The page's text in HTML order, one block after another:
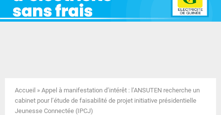
Y
N
Accueil » Appel à manifestation d’intérêt : l’ANSUTEN recherche un
cabinet pour l’étude de faisabilité de projet initiative présidentielle
Jeunesse Connectée (IPCJ)